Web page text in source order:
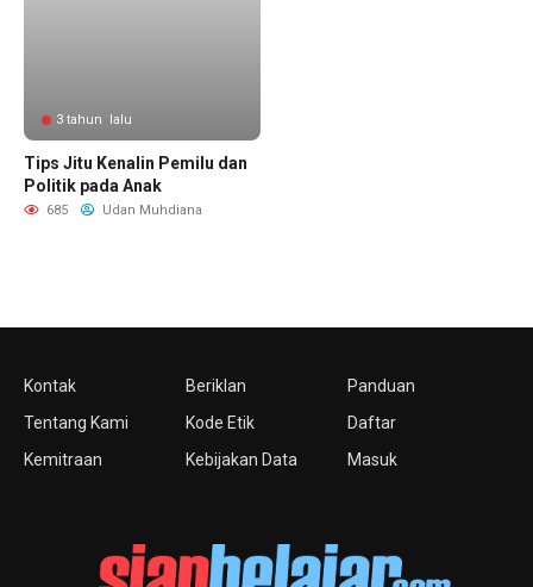
3 tahun lalu
Tips Jitu Kenalin Pemilu dan
Politik pada Anak
685 Udan Muhdiana
Kontak
Tentang Kami
Kemitraan
Beriklan
Kode Etik
Kebijakan Data
Panduan
Daftar
Masuk